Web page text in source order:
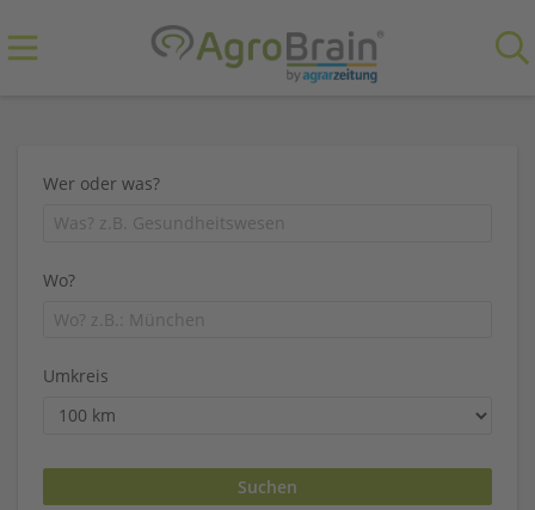
Wer oder was?
Wo?
Umkreis